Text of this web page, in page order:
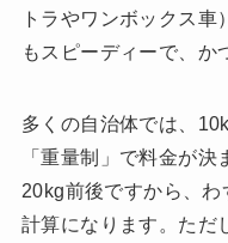
トラやワンボックス
もスピーディーで、か
多くの自治体では、
「重量制」で料金が
20kg前後ですから、
計算になります。ただ